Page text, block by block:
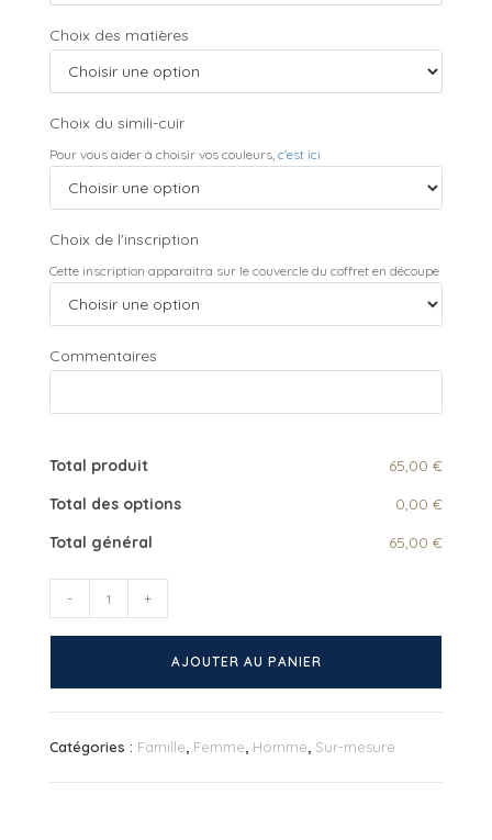
Choix des matières
Choix du simili-cuir
Pour vous aider à choisir vos couleurs, c'est ici
Choix de l'inscription
Cette inscription apparaitra sur le couvercle du coffret en découpe
Commentaires
Total produit
65,00 €
Total des options
0,00 €
Total général
65,00 €
quantité
de
familiales
- +
AJOUTER AU PANIER
Catégories : Famille Femme Homme Sur-mesure